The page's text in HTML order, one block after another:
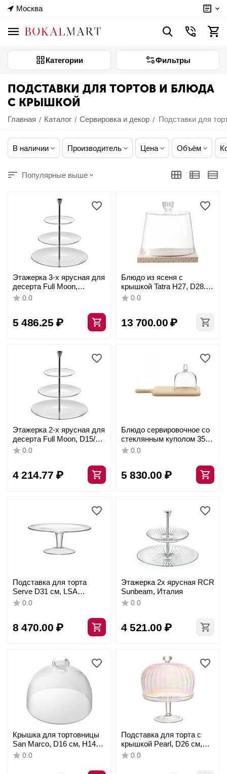
Москва
Категории Фильтры
ПОДСТАВКИ ДЛЯ ТОРТОВ И БЛЮДА
С КРЫШКОЙ
Главная / Каталог / Сервировка и декор / Подставки для
В наличии Производитель Цена Объём
Популярные выше
Этажерка 3-х ярусная для
десерта Full Moon,
D15/21/28 см, H33 см,
0.0
5 486.25 ₽
Блюдо из ясеня с
крышкой Tatra H27, D28.5
см, LSA International
0.0
13 700.00 ₽
Этажерка 2-х ярусная для
десерта Full Moon, D15/21
см, H23 см, алюминий,
0.0
4 214.77 ₽
Блюдо сервировочное со
стеклянным куполом 35.5
см Paddle, LSA
0.0
5 830.00 ₽
Подставка для торта
Serve D31 см, LSA
International
0.0
8 470.00 ₽
Этажерка 2х ярусная RCR
Sunbeam, Италия
0.0
4 521.00 ₽
Крышка для тортовницы
San Marco, D16 см, H14
см, стекло, Vidivi
0.0
Подставка для торта с
крышкой Pearl, D26 см,
LSA International
0.0